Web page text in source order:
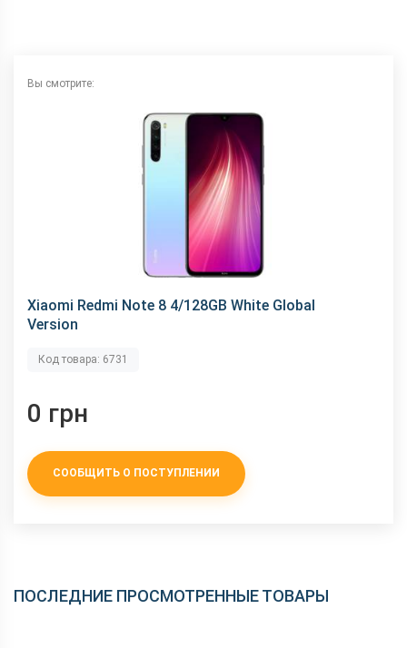
Интерфейсный разъем Type-C
Вы смотрите:
Xiaomi Redmi Note 8 4/128GB White Global
Version
Код товара: 6731
0 грн
СООБЩИТЬ О ПОСТУПЛЕНИИ
ПОСЛЕДНИЕ ПРОСМОТРЕННЫЕ ТОВАРЫ